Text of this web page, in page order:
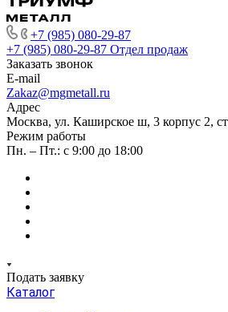
+7 (985) 080-29-87
+7 (985) 080-29-87 Отдел продаж
Заказать звонок
E-mail
Zakaz@mgmetall.ru
Адрес
Москва, ул. Каширское ш, 3 корпус 2,
Режим работы
Пн. – Пт.: с 9:00 до 18:00
Подать заявку
Каталог